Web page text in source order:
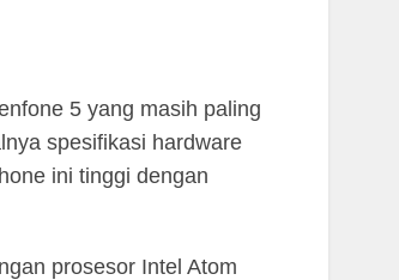
5 yang masih paling
spesifikasi hardware
ini tinggi dengan
prosesor Intel Atom